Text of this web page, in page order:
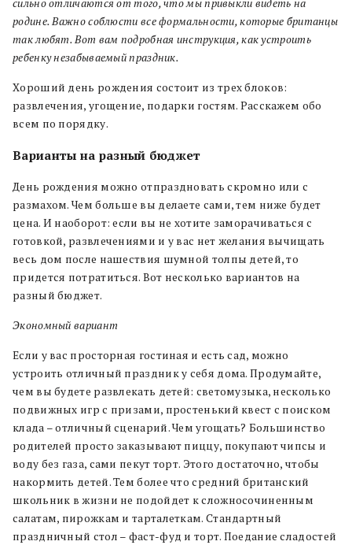
сильно отличаются от того, что мы привыкли видеть на
родине. Важно соблюсти все формальности, которые британцы
так любят. Вот вам подробная инструкция, как устроить
ребенку незабываемый праздник.
Хороший день рождения состоит из трех блоков:
развлечения, угощение, подарки гостям. Расскажем обо
всем по порядку.
Варианты на разный бюджет
День рождения можно отпраздновать скромно или с
размахом. Чем больше вы делаете сами, тем ниже будет
цена. И наоборот: если вы не хотите заморачиваться с
готовкой, развлечениями и у вас нет желания вычищать
весь дом после нашествия шумной толпы детей, то
придется потратиться. Вот несколько вариантов на
разный бюджет.
Экономный вариант
Если у вас просторная гостиная и есть сад, можно
устроить отличный праздник у себя дома. Продумайте,
чем вы будете развлекать детей: светомузыка, несколько
подвижных игр с призами, простенький квест с поиском
клада – отличный сценарий. Чем угощать? Большинство
родителей просто заказывают пиццу, покупают чипсы и
воду без газа, сами пекут торт. Этого достаточно, чтобы
накормить детей. Тем более что средний британский
школьник в жизни не подойдет к сложносочиненным
салатам, пирожкам и тарталеткам. Стандартный
праздничный стол – фаст-фуд и торт. Поедание сладостей